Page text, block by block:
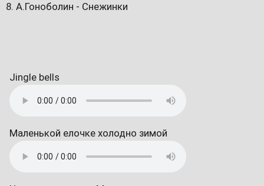
А.Гоноболин - Снежинки
Jingle bells
Маленькой елочке холодно зимой